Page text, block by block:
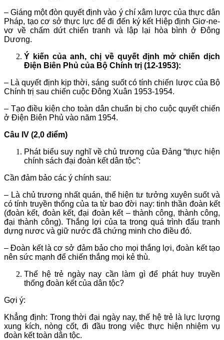
– Giáng một đòn quyết định vào ý chí xâm lược của thực dân
Pháp, tạo cơ sở thực lực để đi đến ký kết Hiệp định Giơ-ne-
vơ về chấm dứt chiến tranh và lập lại hòa bình ở Đông
Dương.
Ý kiến của anh, chị về quyết định mở chiến dịch
Điện Biên Phủ của Bộ Chính trị (12-1953):
– Là quyết định kịp thời, sáng suốt có tính chiến lược của Bộ
Chính trị sau chiến cuộc Đông Xuân 1953-1954.
– Tạo điều kiện cho toàn dân chuẩn bị cho cuộc quyết chiến
ở Điện Biên Phủ vào năm 1954.
Câu IV (2,0 điểm)
Phát biểu suy nghĩ về chủ trương của Đảng “thực hiện
chính sách đại đoàn kết dân tộc”:
Cần đảm bảo các ý chính sau:
– Là chủ trương nhất quán, thể hiện tư tưởng xuyên suốt và
có tính truyền thống của ta từ bao đời nay: tinh thần đoàn kết
(đoàn kết, đoàn kết, đại đoàn kết – thành công, thành công,
đại thành công). Thắng lợi của ta trong quá trình đấu tranh
dựng nươc và giữ nước đã chứng minh cho điều đó.
– Đoàn kết là cơ sở đảm bảo cho mọi thắng lợi, đoàn kết tạo
nên sức mạnh để chiến thắng mọi kẻ thù.
Thế hệ trẻ ngày nay cần làm gì để phát huy truyền
thống đoàn kết của dân tộc?
Gợi ý:
Khẳng định: Trong thời đại ngày nay, thế hệ trẻ là lực lượng
xung kích, nòng cốt, đi đầu trong việc thực hiện nhiệm vụ
đoàn kết toàn dân tộc.